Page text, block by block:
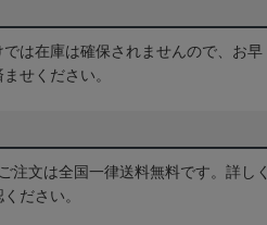
は在庫は確保されませんので、お早
せください。
注文は全国一律送料無料です。詳しく
ださい。